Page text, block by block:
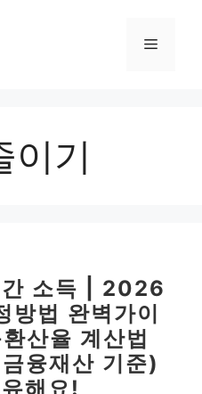
메
이기
소득 | 2026
방법 완벽가이
산율 계산법
융재산 기준)
해요!